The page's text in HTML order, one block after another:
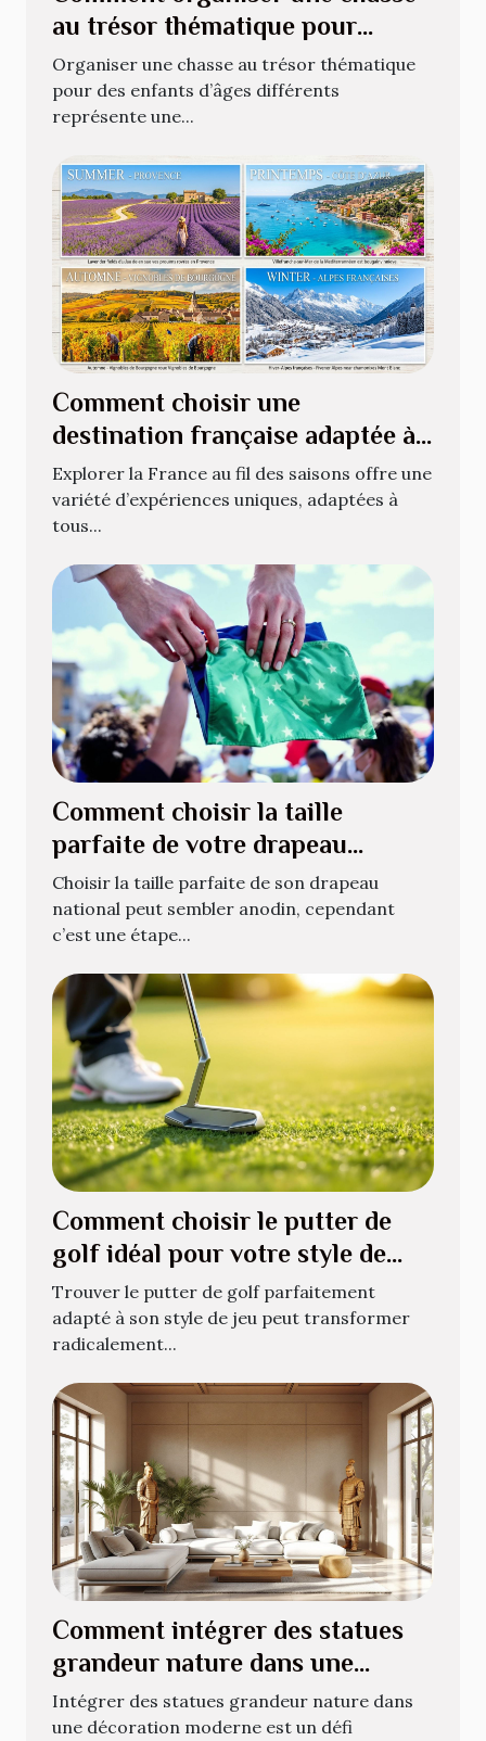
au trésor thématique pour
enfants de différents âges ?
Organiser une chasse au trésor thématique
pour des enfants d’âges différents
représente une...
Comment choisir une
destination française adaptée à
chaque saison ?
Explorer la France au fil des saisons offre une
variété d’expériences uniques, adaptées à
tous...
Comment choisir la taille
parfaite de votre drapeau
national ?
Choisir la taille parfaite de son drapeau
national peut sembler anodin, cependant
c’est une étape...
Comment choisir le putter de
golf idéal pour votre style de
jeu ?
Trouver le putter de golf parfaitement
adapté à son style de jeu peut transformer
radicalement...
Comment intégrer des statues
grandeur nature dans une
décoration moderne ?
Intégrer des statues grandeur nature dans
une décoration moderne est un défi